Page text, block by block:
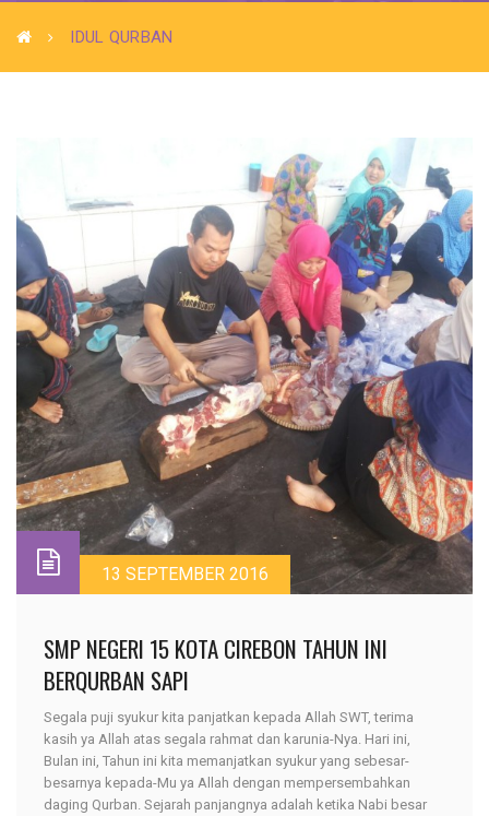
IDUL QURBAN
13 SEPTEMBER 2016
SMP NEGERI 15 KOTA CIREBON TAHUN INI
BERQURBAN SAPI
Segala puji syukur kita panjatkan kepada Allah SWT, terima
kasih ya Allah atas segala rahmat dan karunia-Nya. Hari ini,
Bulan ini, Tahun ini kita memanjatkan syukur yang sebesar-
besarnya kepada-Mu ya Allah dengan mempersembahkan
daging Qurban. Sejarah panjangnya adalah ketika Nabi besar